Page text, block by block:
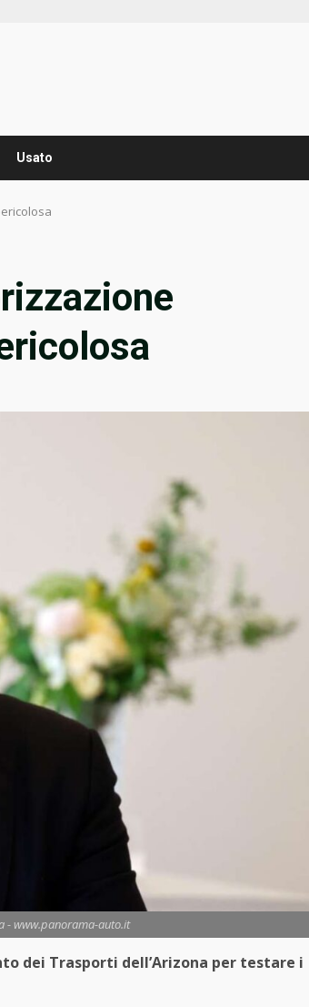
Usato
- www.panorama-auto.it
dei Trasporti dell’Arizona per testare i